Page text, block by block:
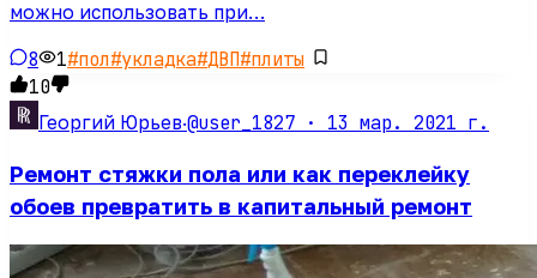
можно использовать при…
8 1#пол#укладка#ДВП#плиты
10
Георгий Юрьев·@user_1827 · 13 мар. 2021 г.
Ремонт стяжки пола или как переклейку
обоев превратить в капитальный ремонт